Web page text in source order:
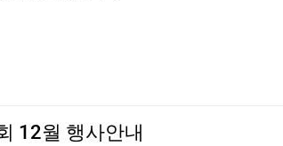
12월 행사안내